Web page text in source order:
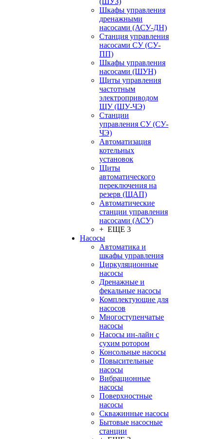
Шкафы управления
дренажными
насосами (АСУ-ДН)
Станция управления
насосами СУ (СУ-
ПП)
Шкафы управления
насосами (ШУН)
Щиты управления
частотным
электроприводом
ЩУ (ЩУ-ЧЭ)
Станции
управления СУ (СУ-
ЧЭ)
Автоматизация
котельных
установок
Щиты
автоматического
переключения на
резерв (ЩАП)
Автоматические
станции управления
насосами (АСУ)
+ ЕЩЕ 3
Насосы
Автоматика и
шкафы управления
Циркуляционные
насосы
Дренажные и
фекальные насосы
Комплектующие для
насосов
Многоступенчатые
насосы
Насосы ин-лайн с
сухим ротором
Консольные насосы
Повысительные
насосы
Вибрационные
насосы
Поверхностные
насосы
Скважинные насосы
Бытовые насосные
станции